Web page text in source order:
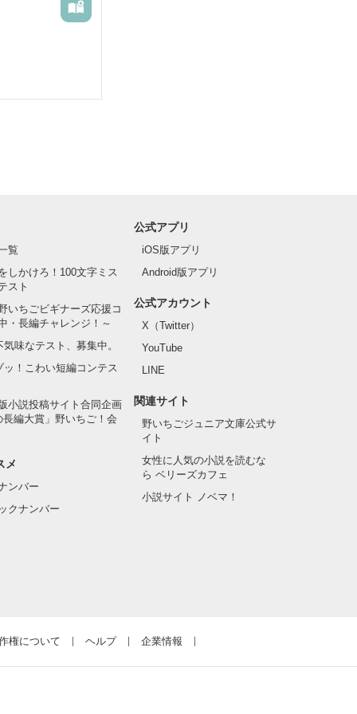
覧
しかけろ！100文字ミス
スト
いちごビギナーズ応援コ
・長編チャレンジ！～
味なテスト、募集中。
ッ！こわい短編コンテス
小説投稿サイト合同企画
長編大賞」野いちご！会
メ
ンバー
クナンバー
公式アプリ
iOS版アプリ
Android版アプリ
公式アカウント
X（Twitter）
YouTube
LINE
関連サイト
野いちごジュニア文庫公式サ
イト
女性に人気の小説を読むな
ら ベリーズカフェ
小説サイト ノベマ！
権について ヘルプ 企業情報